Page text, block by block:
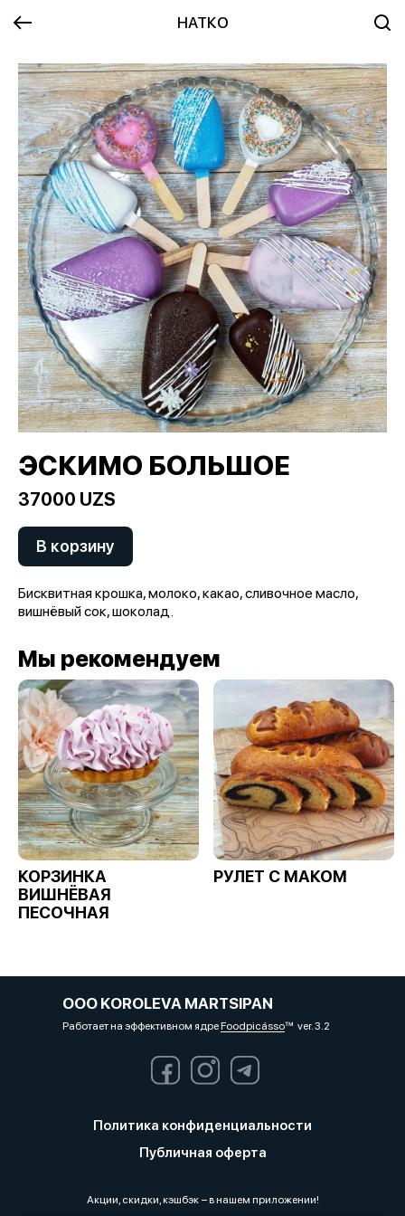
НАТКО
ЭСКИМО БОЛЬШОЕ
37000 UZS
В корзину
Бисквитная крошка, молоко, какао, сливочное масло,
вишнёвый сок, шоколад.
Мы рекомендуем
КОРЗИНКА
ВИШНЁВАЯ
ПЕСОЧНАЯ
РУЛЕТ С МАКОМ
OOO KOROLEVA MARTSIPAN
Работает на эффективном ядреFoodpicássover. 3.2
Политика конфиденциальности
Публичная оферта
Акции, скидки, кэшбэк − в нашем приложении!